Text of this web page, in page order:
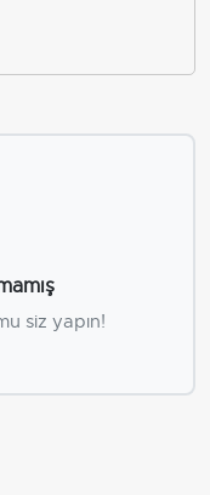
siz yapın!